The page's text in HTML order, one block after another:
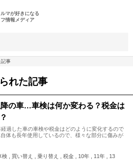
マが好きになる
情報メディア
記事
れた記事
の車…車検は何か変わる？税金は
過した車の車検や税金はどのように変化するので
体も長年使用しているので、様々な部分に傷みが
検 , 買い替え , 乗り替え , 税金 , 10年 , 11年 , 13